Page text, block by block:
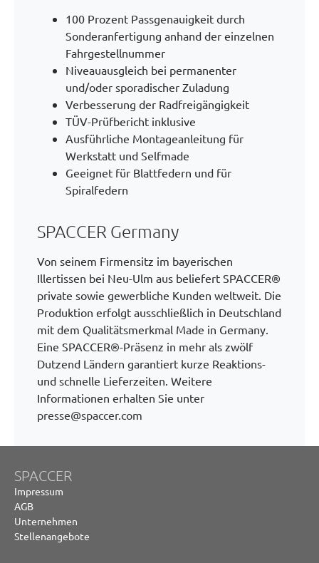
100 Prozent Passgenauigkeit durch
Sonderanfertigung anhand der einzelnen
Fahrgestellnummer
Niveauausgleich bei permanenter
und/oder sporadischer Zuladung
Verbesserung der Radfreigängigkeit
TÜV-Prüfbericht inklusive
Ausführliche Montageanleitung für
Werkstatt und Selfmade
Geeignet für Blattfedern und für
Spiralfedern
SPACCER Germany
Von seinem Firmensitz im bayerischen
Illertissen bei Neu-Ulm aus beliefert SPACCER®
private sowie gewerbliche Kunden weltweit. Die
Produktion erfolgt ausschließlich in Deutschland
mit dem Qualitätsmerkmal Made in Germany.
Eine SPACCER®-Präsenz in mehr als zwölf
Dutzend Ländern garantiert kurze Reaktions-
und schnelle Lieferzeiten. Weitere
Informationen erhalten Sie unter
presse@spaccer.com
SPACCER
Impressum
AGB
Unternehmen
Stellenangebote